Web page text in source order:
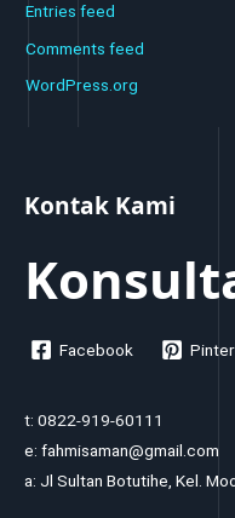
Entries feed
Comments feed
WordPress.org
Kontak Kami
Facebook
t: 0822-919-60111
e: fahmisaman@gmail.com
a: Jl Sultan Botutihe, Kel.